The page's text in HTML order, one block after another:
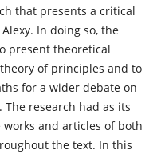
that presents a critical
In doing so, the
present theoretical
of principles and to
for a wider debate on
research had as its
and articles of both
the text. In this